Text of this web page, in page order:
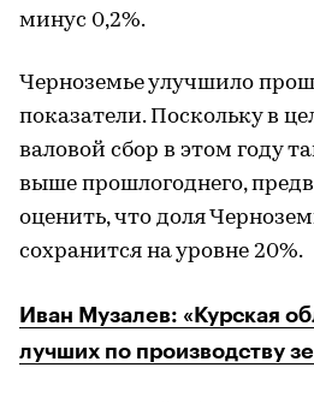
минус 0,2%.
Черноземье улучшило
показатели. Поскольку в
валовой сбор в этом году
выше прошлогоднего,
оценить, что доля
сохранится на уровне 20%.
Иван Музалев: «Курская
лучших по производству